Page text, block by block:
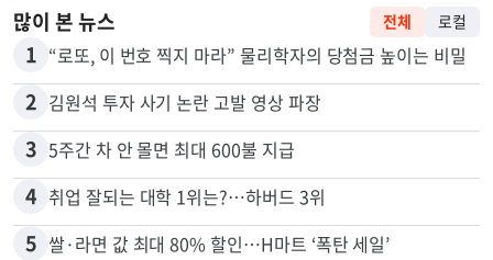
많이 본 뉴스 전체 로컬
1 “로또, 이 번호 찍지 마라” 물리학자의 당첨금 높이는 비밀
2 김원석 투자 사기 논란 고발 영상 파장
3 5주간 차 안 몰면 최대 600불 지급
4 취업 잘되는 대학 1위는?…하버드 3위
5 쌀·라면 값 최대 80% 할인…H마트 ‘폭탄 세일’